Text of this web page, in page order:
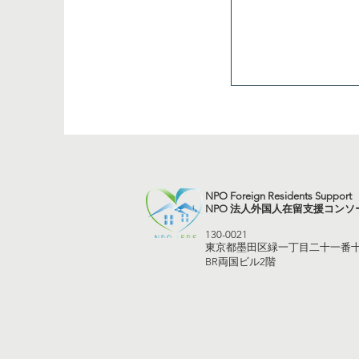
NPO Foreign Residents Support
NPO 法人外国人在留支援コンソ
130-0021
東京都墨田区緑一丁目二十一番
BR両国ビル2階